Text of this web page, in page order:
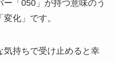
「050」が持つ意味のう
化」です。
気持ちで受け止めると幸